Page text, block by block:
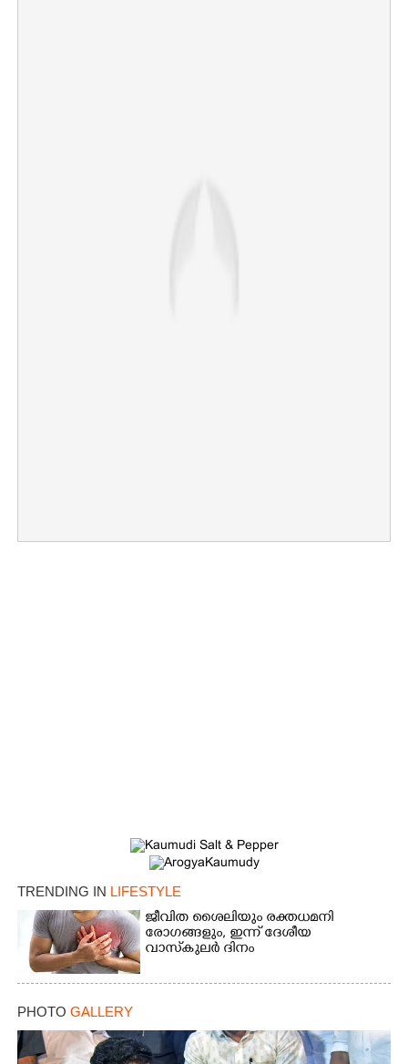
TRENDING IN LIFESTYLE
ജീവിത ശൈലിയും രക്തധമനി
രോഗങ്ങളും, ഇന്ന് ദേശീയ
വാസ്‌കുലര്‍ ദിനം
PHOTO GALLERY